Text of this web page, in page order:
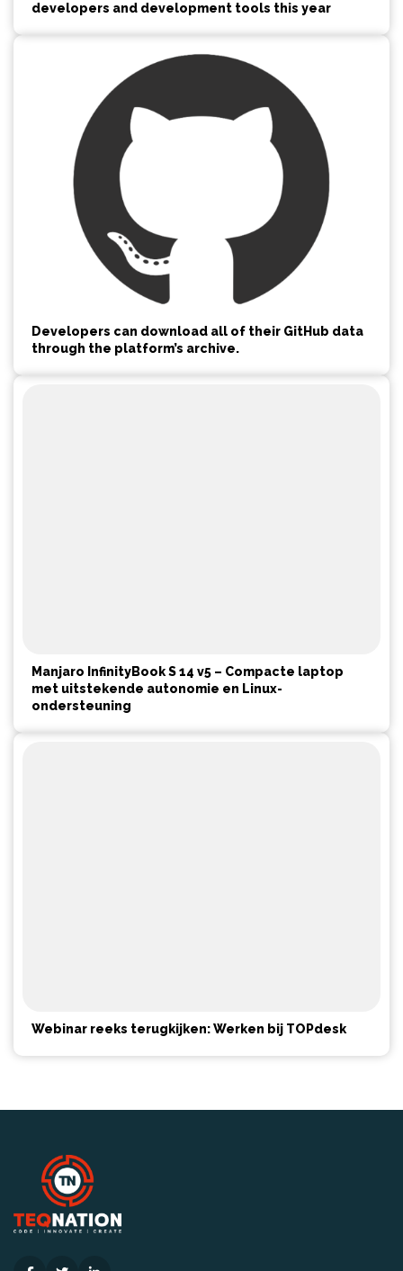
developers and development tools this year
Developers can download all of their GitHub data
through the platform’s archive.
Manjaro InfinityBook S 14 v5 – Compacte laptop
met uitstekende autonomie en Linux-
ondersteuning
Webinar reeks terugkijken: Werken bij TOPdesk